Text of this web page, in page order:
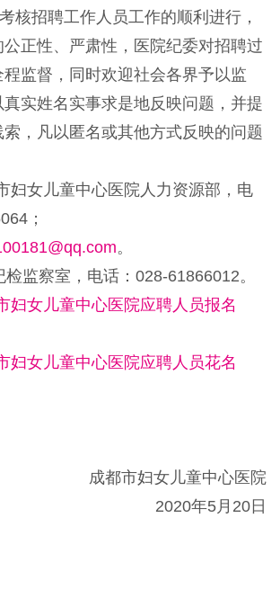
招聘工作人员工作的顺利进行，
正性、严肃性，医院纪委对招聘过
监督，同时欢迎社会各界予以监
实姓名实事求是地反映问题，并提
，凡以匿名或其他方式反映的问题
女儿童中心医院人力资源部，电
；
。
监察室，电话：028-61866012。
妇女儿童中心医院应聘人员报名
妇女儿童中心医院应聘人员花名
成都市妇女儿童中心医院
2020年5月20日